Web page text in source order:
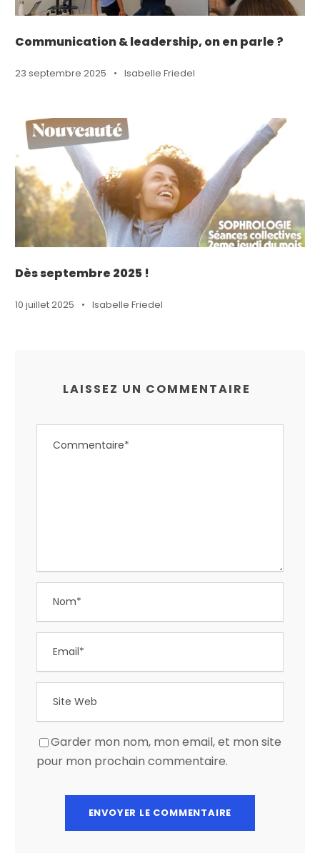
Communication & leadership, on en parle ?
23 septembre 2025 • Isabelle Friedel
Dès septembre 2025 !
10 juillet 2025 • Isabelle Friedel
LAISSEZ UN COMMENTAIRE
Garder mon nom, mon email, et mon site
pour mon prochain commentaire.